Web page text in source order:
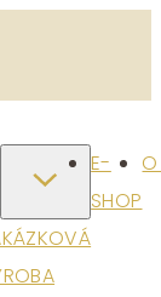
E-
SHOP